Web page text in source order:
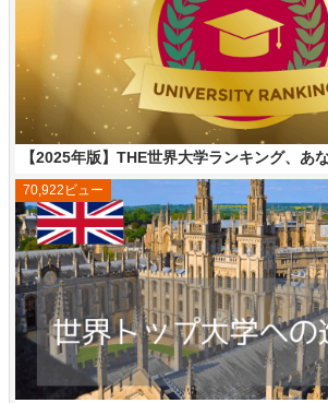
【2025年版】THE世界大学ランキング、あ
70,922ビュー